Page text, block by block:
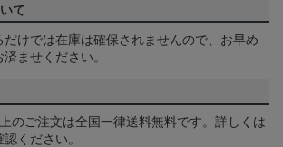
て
だけでは在庫は確保されませんので、お早め
ませください。
のご注文は全国一律送料無料です。詳しくは
認ください。